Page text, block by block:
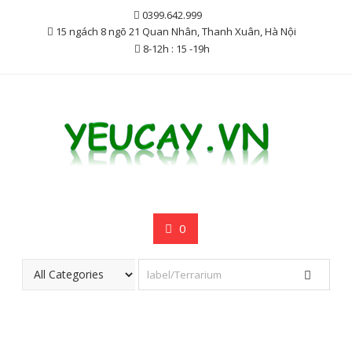
0399.642.999
15 ngách 8 ngõ 21 Quan Nhân, Thanh Xuân, Hà Nội
8-12h : 15 -19h
0